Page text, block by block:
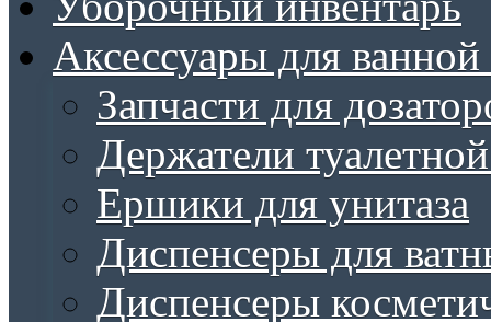
Аксессуары для
Запчасти для
Держатели
Ершики для унитаза
Диспенсеры для
Диспенсеры